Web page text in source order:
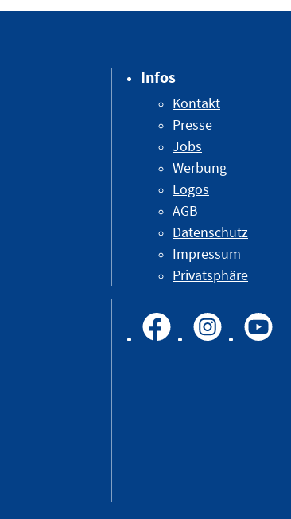
Infos
Kontakt
Presse
Jobs
Werbung
Logos
AGB
Datenschutz
Impressum
Privatsphäre